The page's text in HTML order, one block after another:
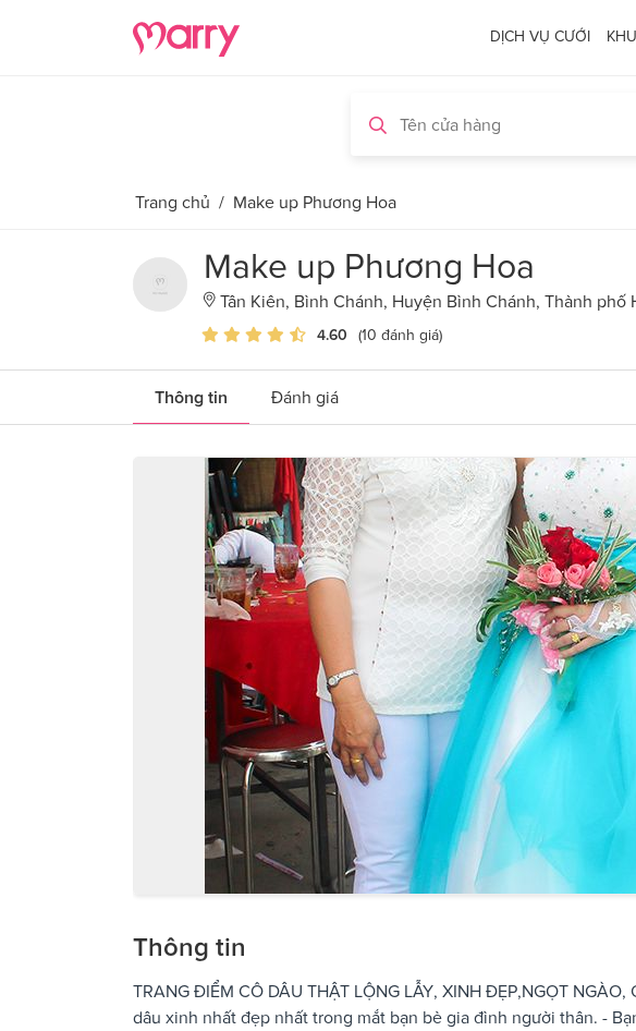
DỊCH VỤ CƯỚI
Trang chủ / Make up Phương Hoa
Make up Phương Hoa
Tân Kiên, Bình Chánh, Huyện Bình Chánh, Thành phố
4.60 (10 đánh giá)
Thông tin Đánh giá
Thông tin
TRANG ĐIỂM CÔ DÂU THẬT LỘNG LẪY, XINH ĐẸP,NGỌT
dâu xinh nhất đẹp nhất trong mắt bạn bè gia đình người thân. -